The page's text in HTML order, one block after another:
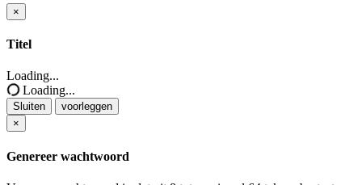
×
Sluiten
Titel
Loading...
Loading...
Sluiten
voorleggen
×
Genereer wachtwoord